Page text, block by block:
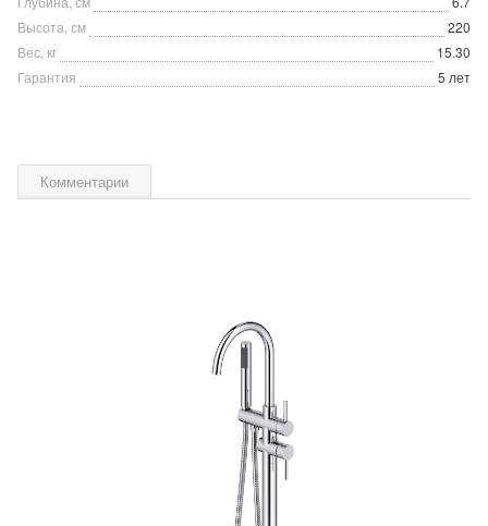
Высота, см
220
Вес, кг
15.30
Гарантия
5 лет
Комментарии